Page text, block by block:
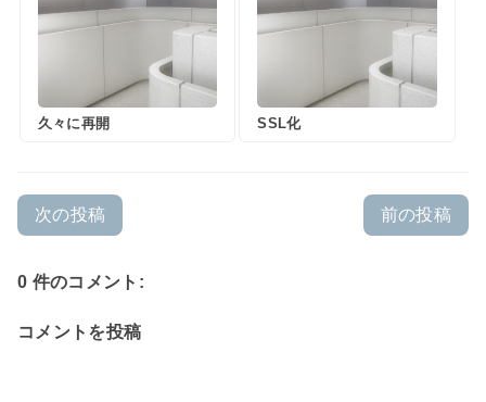
久々に再開 SSL化
次の投稿 前の投稿
0 件のコメント:
コメントを投稿